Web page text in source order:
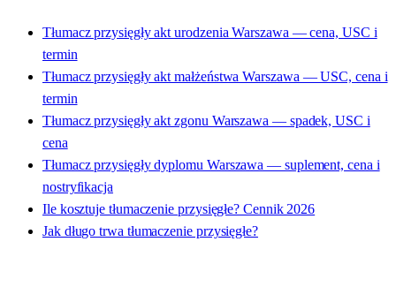
Tłumacz przysięgły akt urodzenia Warszawa — cena, USC i
termin
Tłumacz przysięgły akt małżeństwa Warszawa — USC, cena i
termin
Tłumacz przysięgły akt zgonu Warszawa — spadek, USC i
cena
Tłumacz przysięgły dyplomu Warszawa — suplement, cena i
nostryfikacja
Ile kosztuje tłumaczenie przysięgłe? Cennik 2026
Jak długo trwa tłumaczenie przysięgłe?